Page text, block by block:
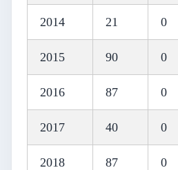
2014 21 0
2015 90 0
2016 87 0
2017 40 0
2018 87 0